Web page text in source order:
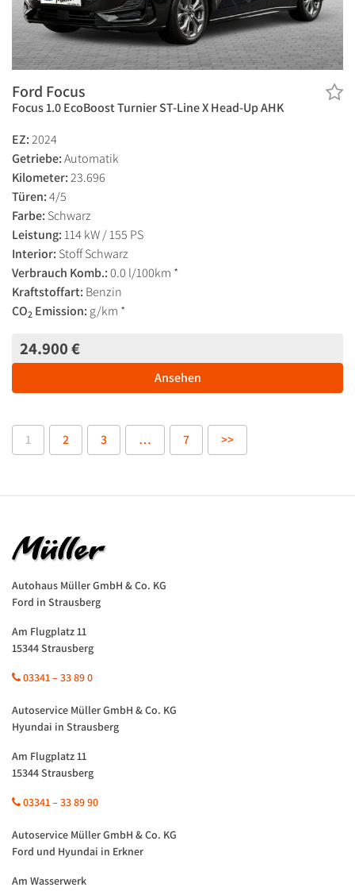
Ford Focus
Focus 1.0 EcoBoost Turnier ST-Line X Head-Up AHK
EZ:2024
Getriebe:Automatik
Kilometer:23.696
Türen:4/5
Farbe: Schwarz
Leistung: 114 kW / 155 PS
Interior: Stoff Schwarz
Verbrauch Komb.:0.0 l/100km *
Kraftstoffart: Benzin
CO2 Emission: g/km *
24.900 €
Ansehen
1 2 3 … 7 >>
Autohaus Müller GmbH & Co. KG
Ford in Strausberg
Am Flugplatz 11
15344 Strausberg
03341 – 33 89 0
Autoservice Müller GmbH & Co. KG
Hyundai in Strausberg
Am Flugplatz 11
15344 Strausberg
03341 – 33 89 90
Autoservice Müller GmbH & Co. KG
Ford und Hyundai in Erkner
Am Wasserwerk